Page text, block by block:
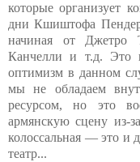
которые организует
дни Кшиштофа
начиная от Джетро
Канчелли и т.д. Это
оптимизм в данном
мы не обладаем
ресурсом, но это
армянскую сцену из-
колоссальная — это и
театр...